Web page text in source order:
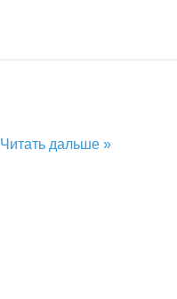
Читать дальше »